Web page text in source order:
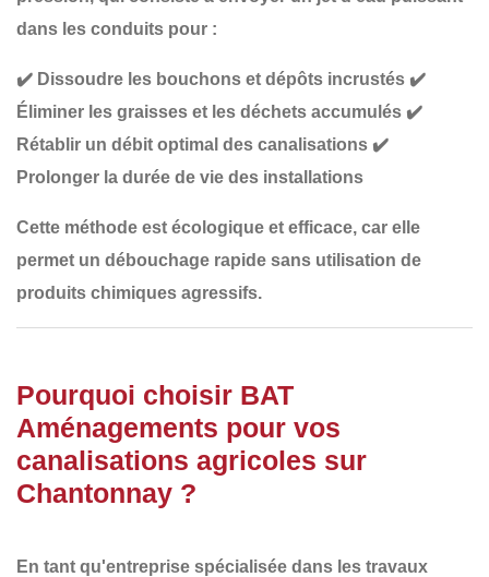
dans les conduits pour :
✔️ Dissoudre les bouchons et dépôts incrustés ✔️
Éliminer les graisses et les déchets accumulés ✔️
Rétablir un débit optimal des canalisations ✔️
Prolonger la durée de vie des installations
Cette méthode est écologique et efficace, car elle
permet un débouchage rapide sans utilisation de
produits chimiques agressifs.
Pourquoi choisir BAT
Aménagements pour vos
canalisations agricoles sur
Chantonnay ?
En tant qu'entreprise spécialisée dans les travaux